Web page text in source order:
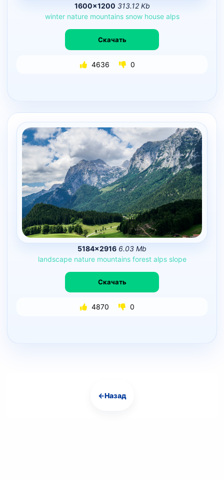
1600×1200 313.12 Kb
winter nature mountains snow house alps
Скачать
4636 0
5184×2916 6.03 Mb
landscape nature mountains forest alps slope
Скачать
4870 0
Навигация
←Назад